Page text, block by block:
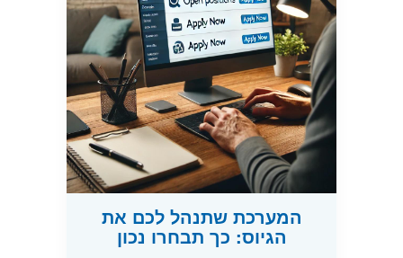
המערכת שתנהל לכם את
הגיוס: כך תבחרו נכון